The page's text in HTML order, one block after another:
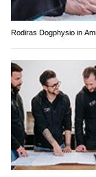
Rodiras Dogphysio in